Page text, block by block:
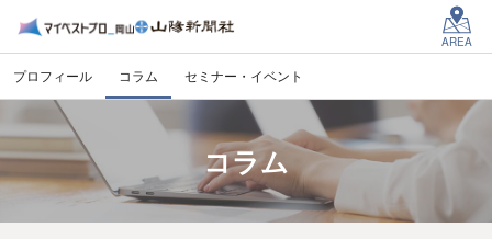
AREA
プロフィール コラム セミナー・イベント
コラム